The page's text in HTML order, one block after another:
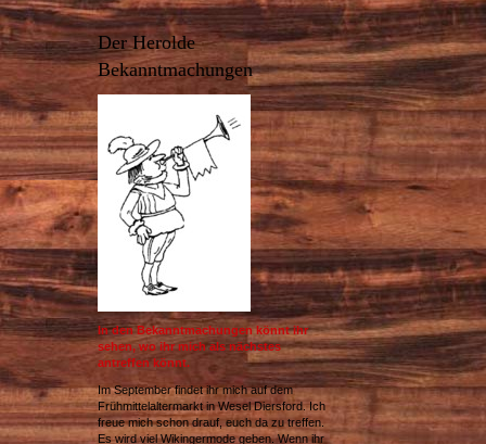
Der Herolde
Bekanntmachungen
In den Bekanntmachungen könnt ihr
sehen, wo ihr mich als nächstes
antreffen könnt.
Im September findet ihr mich auf dem
Frühmittelaltermarkt in Wesel Diersford. Ich
freue mich schon drauf, euch da zu treffen.
Es wird viel Wikingermode geben. Wenn ihr